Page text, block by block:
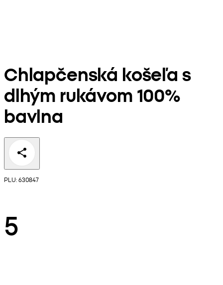
Chlapčenská košeľa s
dlhým rukávom 100%
bavlna
PLU: 630847
5